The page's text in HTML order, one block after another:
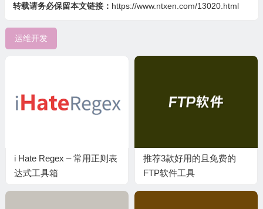
转载请务必保留本文链接： https://www.ntxen.com/13020.html
运维开发
i Hate Regex – 常用正则表
达式工具箱
推荐3款好用的且免费的
FTP软件工具